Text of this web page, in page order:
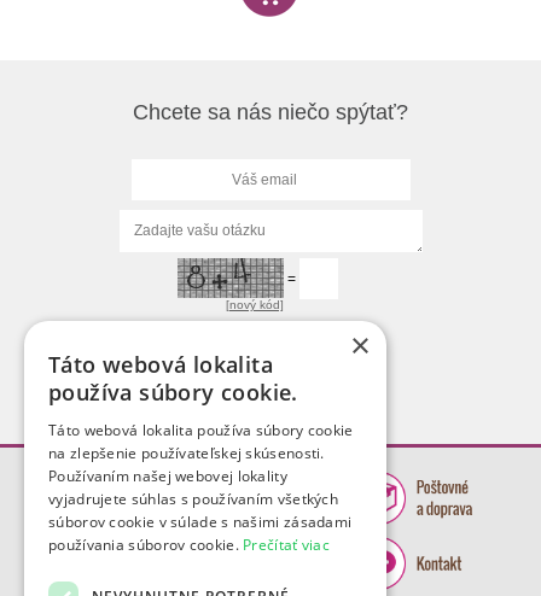
Chcete sa nás niečo spýtať?
[nový kód]
=
×
Táto webová lokalita
používa súbory cookie.
Táto webová lokalita používa súbory cookie
na zlepšenie používateľskej skúsenosti.
Používaním našej webovej lokality
vyjadrujete súhlas s používaním všetkých
súborov cookie v súlade s našimi zásadami
používania súborov cookie. Prečítať viac